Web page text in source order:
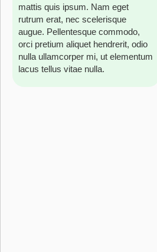
mattis quis ipsum. Nam eget
rutrum erat, nec scelerisque
augue. Pellentesque commodo,
orci pretium aliquet hendrerit, odio
nulla ullamcorper mi, ut elementum
lacus tellus vitae nulla.